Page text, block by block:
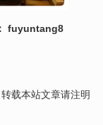
fuyuntang8
载本站文章请注明